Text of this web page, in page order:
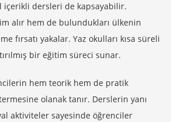
içerikli dersleri de kapsayabilir.
alır hem de bulundukları ülkenin
fırsatı yakalar. Yaz okulları kısa süreli
bir eğitim süreci sunar.
hem teorik hem de pratik
olanak tanır. Derslerin yanı
aktiviteler sayesinde öğrenciler